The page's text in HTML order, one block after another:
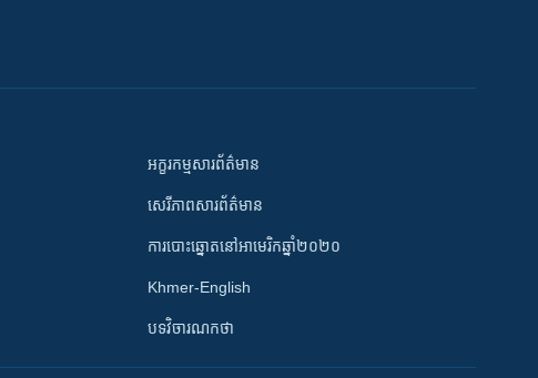
អក្ខរកម្មសារព័ត៌មាន
សេរីភាពសារព័ត៌មាន
ការបោះឆ្នោតនៅអាមេរិកឆ្នាំ២០២០
Khmer-English
បទវិចារណកថា